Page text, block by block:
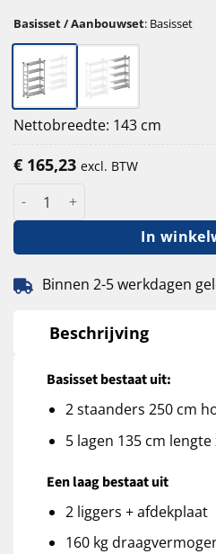
Basisset / Aanbouwset: Basisset
Nettobreedte: 143 cm
€ 165,23 excl. BTW
S1 verzinkte legbordstelling
In
Binnen 2-5 werkdagen
Beschrijving
Basisset bestaat uit:
2 staanders 250 cm
5 lagen 135 cm
Een laag bestaat uit
2 liggers + afdekplaat
160 kg